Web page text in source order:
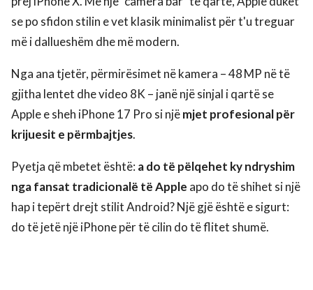
se po sfidon stilin e vet klasik minimalist për t'u treguar
më i dallueshëm dhe më modern.
Nga ana tjetër, përmirësimet në kamera – 48 MP në të
gjitha lentet dhe video 8K – janë një sinjal i qartë se
Apple e sheh iPhone 17 Pro si njëmjet profesional për
krijuesit e përmbajtjes.
Pyetja që mbetet është: a do të pëlqehet ky ndryshim
nga fansat tradicionalë të Apple apo do të shihet si një
hap i tepërt drejt stilit Android? Një gjë është e sigurt:
do të jetë një iPhone për të cilin do të flitet shumë.